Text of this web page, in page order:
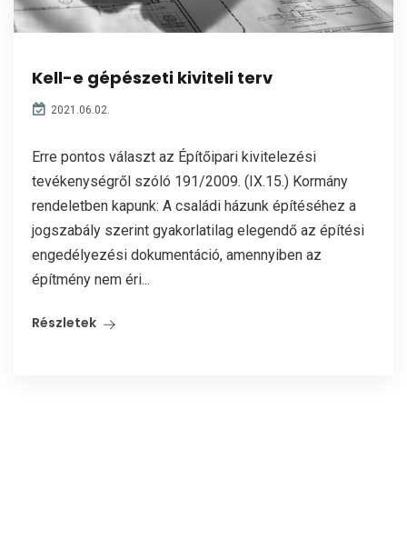
Kell-e gépészeti kiviteli terv
2021.06.02.
Erre pontos választ az Építőipari kivitelezési
tevékenységről szóló 191/2009. (IX.15.) Kormány
rendeletben kapunk: A családi házunk építéséhez a
jogszabály szerint gyakorlatilag elegendő az építési
engedélyezési dokumentáció, amennyiben az
építmény nem éri...
Részletek